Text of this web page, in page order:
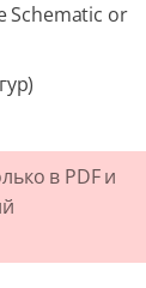
Schematic or
в PDF и